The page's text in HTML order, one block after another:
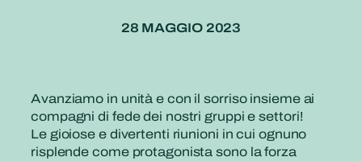
28 MAGGIO 2023
Avanziamo in unità e con il sorriso insieme ai
compagni di fede dei nostri gruppi e settori!
Le gioiose e divertenti riunioni in cui ognuno
risplende come protagonista sono la forza